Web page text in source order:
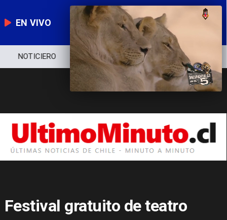
EN VIVO
NOTICIERO POLÍTICA ECONOMÍA
Festival gratuito de teatro